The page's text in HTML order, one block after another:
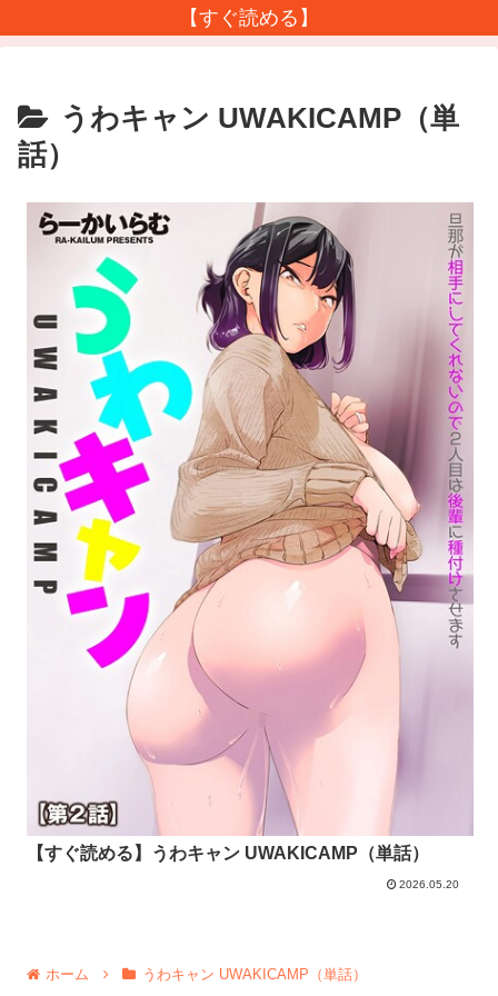
【すぐ読める】
うわキャン UWAKICAMP（単
話）
【すぐ読める】うわキャン UWAKICAMP（単話）
2026.05.20
ホーム うわキャン UWAKICAMP（単話）